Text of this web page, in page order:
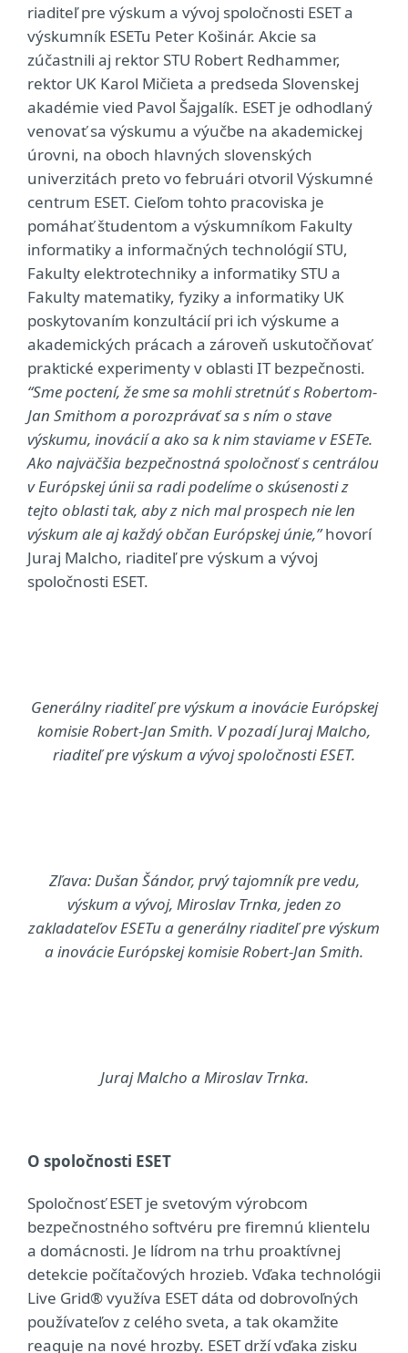
riaditeľ pre výskum a vývoj spoločnosti ESET a
výskumník ESETu Peter Košinár. Akcie sa
zúčastnili aj rektor STU Robert Redhammer,
rektor UK Karol Mičieta a predseda Slovenskej
akadémie vied Pavol Šajgalík. ESET je odhodlaný
venovať sa výskumu a výučbe na akademickej
úrovni, na oboch hlavných slovenských
univerzitách preto vo februári otvoril Výskumné
centrum ESET. Cieľom tohto pracoviska je
pomáhať študentom a výskumníkom Fakulty
informatiky a informačných technológií STU,
Fakulty elektrotechniky a informatiky STU a
Fakulty matematiky, fyziky a informatiky UK
poskytovaním konzultácií pri ich výskume a
akademických prácach a zároveň uskutočňovať
praktické experimenty v oblasti IT bezpečnosti.
“Sme poctení, že sme sa mohli stretnúť s Robertom-
Jan Smithom a porozprávať sa s ním o stave
výskumu, inovácií a ako sa k nim staviame v ESETe.
Ako najväčšia bezpečnostná spoločnosť s centrálou
v Európskej únii sa radi podelíme o skúsenosti z
tejto oblasti tak, aby z nich mal prospech nie len
výskum ale aj každý občan Európskej únie,”hovorí
Juraj Malcho, riaditeľ pre výskum a vývoj
spoločnosti ESET.
Generálny riaditeľ pre výskum a inovácie Európskej
komisie Robert-Jan Smith. V pozadí Juraj Malcho,
riaditeľ pre výskum a vývoj spoločnosti ESET.
Zľava: Dušan Šándor, prvý tajomník pre vedu,
výskum a vývoj, Miroslav Trnka, jeden zo
zakladateľov ESETu a generálny riaditeľ pre výskum
a inovácie Európskej komisie Robert-Jan Smith.
Juraj Malcho a Miroslav Trnka.
O spoločnosti ESET
Spoločnosť ESET je svetovým výrobcom
bezpečnostného softvéru pre firemnú klientelu
a domácnosti. Je lídrom na trhu proaktívnej
detekcie počítačových hrozieb. Vďaka technológii
Live Grid® využíva ESET dáta od dobrovoľných
používateľov z celého sveta, a tak okamžite
reaguje na nové hrozby. ESET drží vďaka zisku